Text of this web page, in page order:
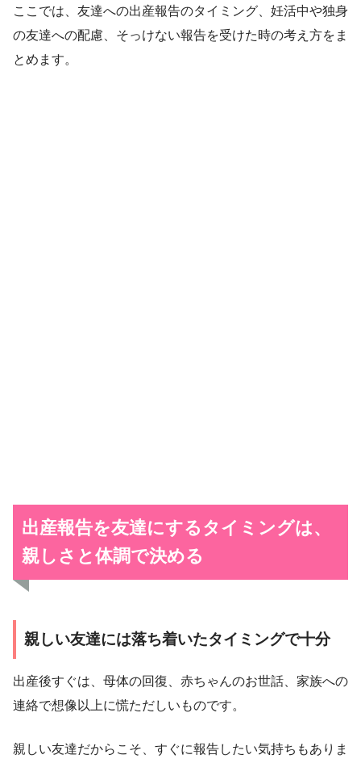
ここでは、友達への出産報告のタイミング、妊活中や独身
の友達への配慮、そっけない報告を受けた時の考え方をま
とめます。
出産報告を友達にするタイミングは、
親しさと体調で決める
親しい友達には落ち着いたタイミングで十分
出産後すぐは、母体の回復、赤ちゃんのお世話、家族への
連絡で想像以上に慌ただしいものです。
親しい友達だからこそ、すぐに報告したい気持ちもありま